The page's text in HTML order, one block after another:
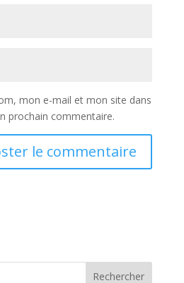
mon e-mail et mon site dans
prochain commentaire.